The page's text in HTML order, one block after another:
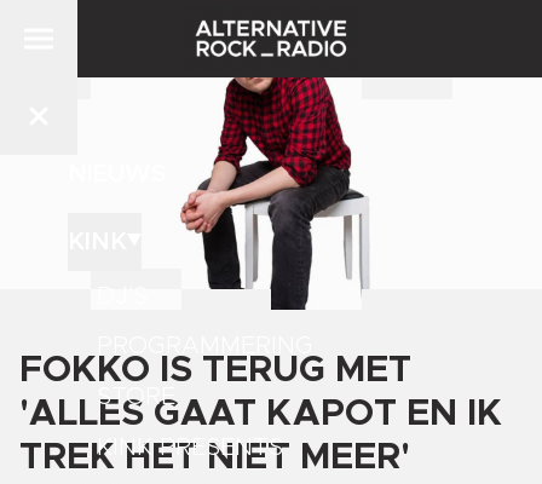
STORE
KINK PRESENTS
FOKKO IS TERUG MET
'ALLES GAAT KAPOT EN IK
TREK HET NIET MEER'